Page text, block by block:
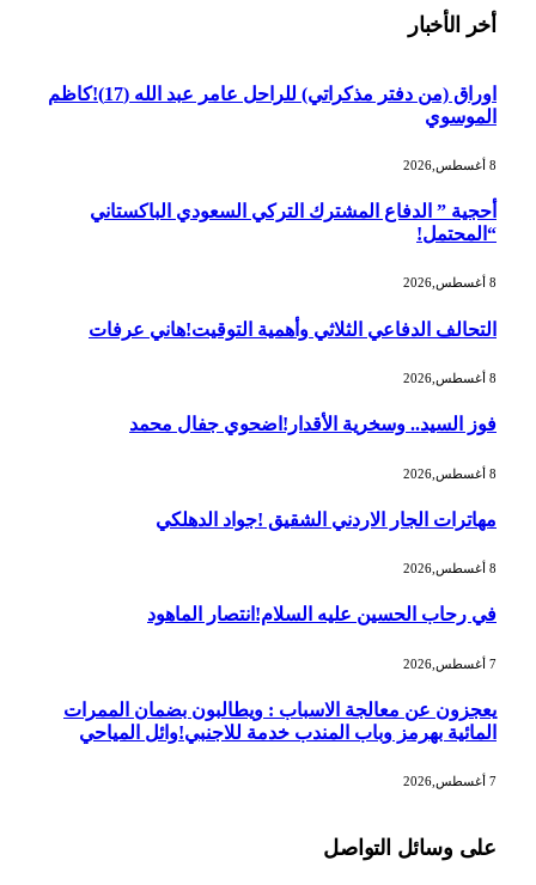
أخر الأخبار
اوراق (من دفتر مذكراتي) للراحل عامر عبد الله (17)!كاظم
الموسوي
أحجية ” الدفاع المشترك التركي السعودي الباكستاني
“المحتمل!
التحالف الدفاعي الثلاثي وأهمية التوقيت!هاني عرفات
فوز السيد.. وسخرية الأقدار!اضحوي جفال محمد
مهاترات الجار الاردني الشقيق !جواد الدهلكي
في رحاب الحسين عليه السلام!انتصار الماهود
يعجزون عن معالجة الاسباب : ويطالبون بضمان الممرات
المائية بهرمز وباب المندب خدمة للاجنبي!وائل المياحي
على وسائل التواصل